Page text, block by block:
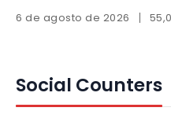
6 de agosto de 2026
Social Counters